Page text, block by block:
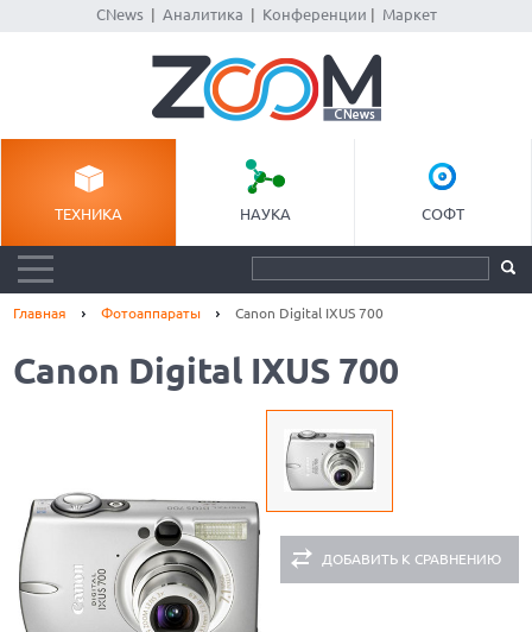
CNews| Аналитика Конференции Маркет
ТЕХНИКА НАУКА СОФТ
Главная Фотоаппараты Canon Digital IXUS 700
Canon Digital IXUS 700
ДОБАВИТЬ К СРАВНЕНИЮ